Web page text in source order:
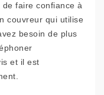
faire confiance à
couvreur qui utilise
besoin de plus
et il est